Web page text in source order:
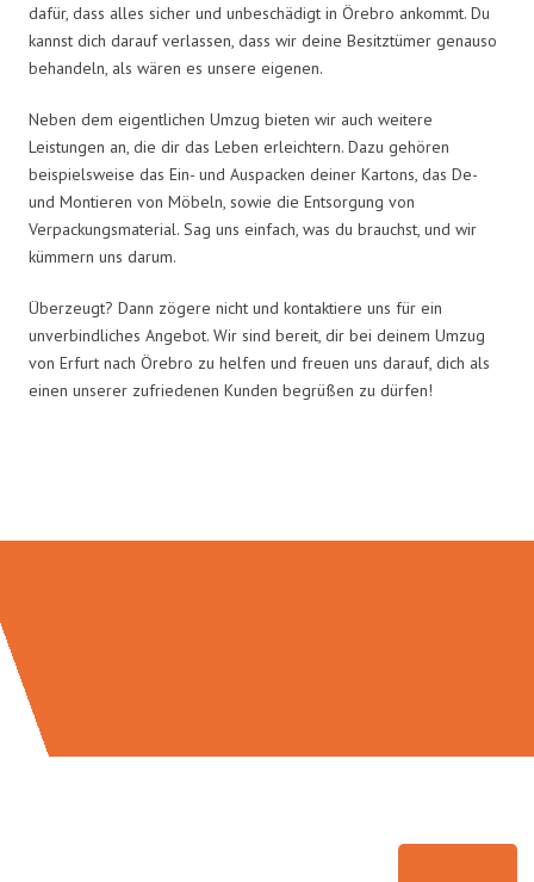
dafür, dass alles sicher und unbeschädigt in Örebro ankommt. Du
kannst dich darauf verlassen, dass wir deine Besitztümer genauso
behandeln, als wären es unsere eigenen.
Neben dem eigentlichen Umzug bieten wir auch weitere
Leistungen an, die dir das Leben erleichtern. Dazu gehören
beispielsweise das Ein- und Auspacken deiner Kartons, das De-
und Montieren von Möbeln, sowie die Entsorgung von
Verpackungsmaterial. Sag uns einfach, was du brauchst, und wir
kümmern uns darum.
Überzeugt? Dann zögere nicht und kontaktiere uns für ein
unverbindliches Angebot. Wir sind bereit, dir bei deinem Umzug
von Erfurt nach Örebro zu helfen und freuen uns darauf, dich als
einen unserer zufriedenen Kunden begrüßen zu dürfen!